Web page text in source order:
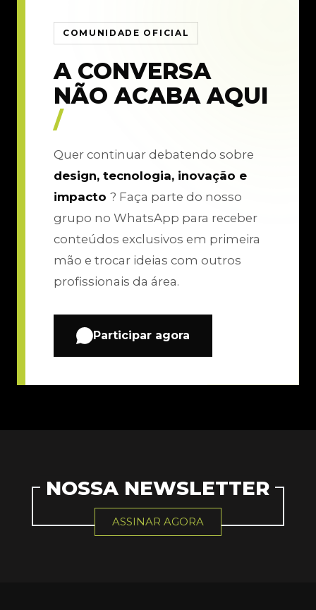
COMUNIDADE OFICIAL
A CONVERSA
NÃO ACABA AQUI
/
Quer continuar debatendo sobre
design, tecnologia, inovação e
impacto ? Faça parte do nosso
grupo no WhatsApp para receber
conteúdos exclusivos em primeira
mão e trocar ideias com outros
profissionais da área.
Participar agora
NOSSA NEWSLETTER
ASSINAR AGORA